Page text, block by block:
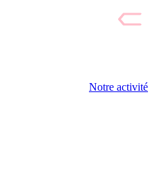
Notre activité